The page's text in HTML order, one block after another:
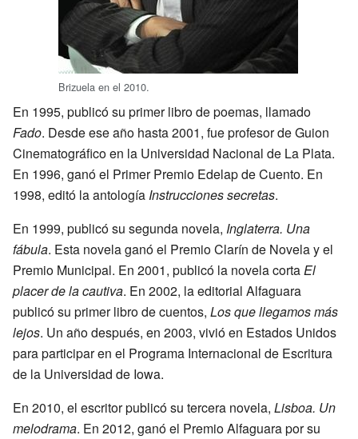
Brizuela en el 2010.
En 1995, publicó su primer libro de poemas, llamado
Fado. Desde ese año hasta 2001, fue profesor de Guion
Cinematográfico en la Universidad Nacional de La Plata.
En 1996, ganó el Primer Premio Edelap de Cuento. En
1998, editó la antología Instrucciones secretas.
En 1999, publicó su segunda novela, Inglaterra. Una
fábula. Esta novela ganó el Premio Clarín de Novela y el
Premio Municipal. En 2001, publicó la novela cortaEl
placer de la cautiva. En 2002, la editorial Alfaguara
publicó su primer libro de cuentos, Los que llegamos más
lejos. Un año después, en 2003, vivió en Estados Unidos
para participar en el Programa Internacional de Escritura
de la Universidad de Iowa.
En 2010, el escritor publicó su tercera novela, Lisboa. Un
melodrama. En 2012, ganó el Premio Alfaguara por su